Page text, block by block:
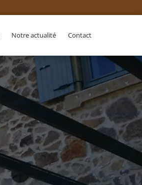
Notre actualité Contact